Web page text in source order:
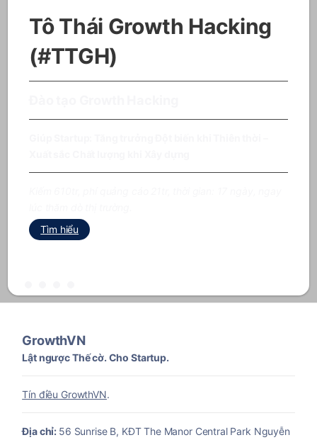
Tô Thái Growth Hacking
(#TTGH)
Tìm hiểu
GrowthVN
Lật ngược Thế cờ. Cho Startup.
Tín điều GrowthVN.
Địa chỉ: 56 Sunrise B, KĐT The Manor Central Park Nguyễn